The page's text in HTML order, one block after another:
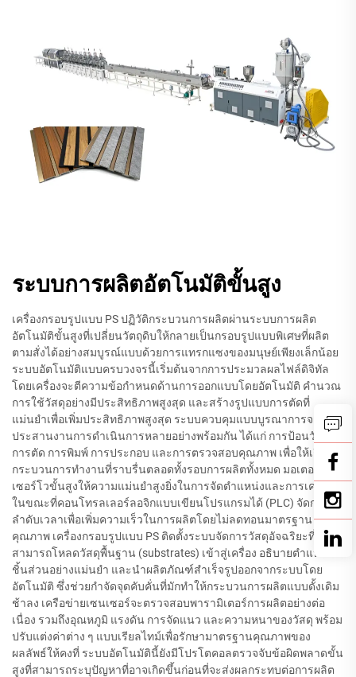
ระบบการผลิตอัตโนมัติขั้นสูง
เครื่องกรอบรูปแบบ PS ปฏิวัติกระบวนการผลิตผ่านระบบการผลิต
อัตโนมัติขั้นสูงที่เปลี่ยนวัตถุดิบให้กลายเป็นกรอบรูปแบบพิเศษที่ผลิต
ตามสั่งได้อย่างสมบูรณ์แบบด้วยการแทรกแซงของมนุษย์เพียงเล็กน้อย
ระบบอัตโนมัติแบบครบวงจรนี้เริ่มต้นจากการประมวลผลไฟล์ดิจิทัล
โดยเครื่องจะตีความข้อกำหนดด้านการออกแบบโดยอัตโนมัติ คำนวณ
การใช้วัสดุอย่างมีประสิทธิภาพสูงสุด และสร้างรูปแบบการตัดที่
แม่นยำเพื่อเพิ่มประสิทธิภาพสูงสุด ระบบควบคุมแบบบูรณาการจะ
ประสานงานการดำเนินการหลายอย่างพร้อมกัน ได้แก่ การป้อนวัสดุ
การตัด การพิมพ์ การประกอบ และการตรวจสอบคุณภาพ เพื่อให้เกิด
กระบวนการทำงานที่ราบรื่นตลอดทั้งรอบการผลิตทั้งหมด มอเตอร์
เซอร์โวขั้นสูงให้ความแม่นยำสูงยิ่งในการจัดตำแหน่งและการเคลื่อนที่
ในขณะที่คอนโทรลเลอร์ลอจิกแบบเขียนโปรแกรมได้ (PLC) จัดการ
ลำดับเวลาเพื่อเพิ่มความเร็วในการผลิตโดยไม่ลดทอนมาตรฐาน
คุณภาพ เครื่องกรอบรูปแบบ PS ติดตั้งระบบจัดการวัสดุอัจฉริยะที่
สามารถโหลดวัสดุพื้นฐาน (substrates) เข้าสู่เครื่อง อธิบายตำแหน่ง
ชิ้นส่วนอย่างแม่นยำ และนำผลิตภัณฑ์สำเร็จรูปออกจากระบบโดย
อัตโนมัติ ซึ่งช่วยกำจัดจุดคับคั่นที่มักทำให้กระบวนการผลิตแบบดั้งเดิม
ช้าลง เครือข่ายเซนเซอร์จะตรวจสอบพารามิเตอร์การผลิตอย่างต่อ
เนื่อง รวมถึงอุณหภูมิ แรงดัน การจัดแนว และความหนาของวัสดุ พร้อม
ปรับแต่งค่าต่าง ๆ แบบเรียลไทม์เพื่อรักษามาตรฐานคุณภาพของ
ผลลัพธ์ให้คงที่ ระบบอัตโนมัตินี้ยังมีโปรโตคอลตรวจจับข้อผิดพลาดขั้น
สูงที่สามารถระบุปัญหาที่อาจเกิดขึ้นก่อนที่จะส่งผลกระทบต่อการผลิต